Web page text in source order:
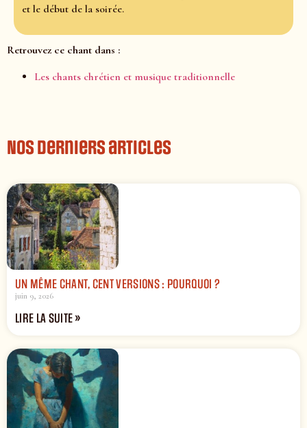
et le début de la soirée.
Retrouvez ce chant dans :
Les chants chrétien et musique traditionnelle
Nos derniers articles
UN MÊME CHANT, CENT VERSIONS : POURQUOI ?
juin 9, 2026
LIRE LA SUITE »